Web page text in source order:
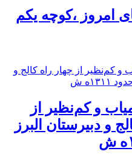
امروز ،کوچه یکم
و کم‌نظیر از
و دبيرستان البرز